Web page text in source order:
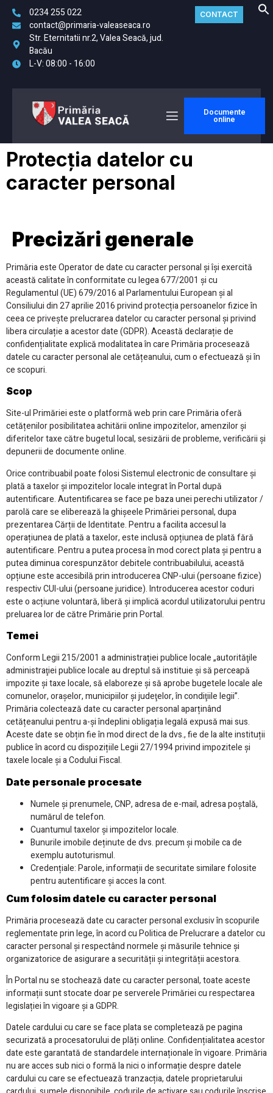
0234 255 022
contact@primaria-valeaseaca.ro
Str. Eternitatii nr.2, Valea Seacă, jud.
Bacău
L-V: 08:00 - 16:00
CONTACT
Documente
online
Protecția datelor cu
caracter personal
Precizări generale
Primăria este Operator de date cu caracter personal și își exercită
această calitate în conformitate cu legea 677/2001 și cu
Regulamentul (UE) 679/2016 al Parlamentului European și al
Consiliului din 27 aprilie 2016 privind protecția persoanelor fizice în
ceea ce privește prelucrarea datelor cu caracter personal și privind
libera circulație a acestor date (GDPR). Această declarație de
confidențialitate explică modalitatea în care Primăria procesează
datele cu caracter personal ale cetățeanului, cum o efectuează și în
ce scopuri.
Scop
Site-ul Primăriei este o platformă web prin care Primăria oferă
cetățenilor posibilitatea achitării online impozitelor, amenzilor și
diferitelor taxe către bugetul local, sesizării de probleme, verificării și
depunerii de documente online.
Orice contribuabil poate folosi Sistemul electronic de consultare și
plată a taxelor și impozitelor locale integrat în Portal după
autentificare. Autentificarea se face pe baza unei perechi utilizator /
parolă care se eliberează la ghișeele Primăriei personal, dupa
prezentarea Cărții de Identitate. Pentru a facilita accesul la
operațiunea de plată a taxelor, este inclusă opțiunea de plată fără
autentificare. Pentru a putea procesa în mod corect plata și pentru a
putea diminua corespunzător debitele contribuabilului, această
opțiune este accesibilă prin introducerea CNP-ului (persoane fizice)
respectiv CUI-ului (persoane juridice). Introducerea acestor coduri
este o acțiune voluntară, liberă și implică acordul utilizatorului pentru
preluarea lor de către Primărie prin Portal.
Temei
Conform Legii 215/2001 a administrației publice locale „autorităţile
administraţiei publice locale au dreptul să instituie şi să perceapă
impozite şi taxe locale, să elaboreze şi să aprobe bugetele locale ale
comunelor, oraşelor, municipiilor şi judeţelor, în condiţiile legii”.
Primăria colectează date cu caracter personal aparținând
cetățeanului pentru a-și îndeplini obligația legală expusă mai sus.
Aceste date se obțin fie în mod direct de la dvs., fie de la alte instituții
publice în acord cu dispozițiile Legii 27/1994 privind impozitele și
taxele locale și a Codului Fiscal.
Date personale procesate
Numele și prenumele, CNP, adresa de e-mail, adresa poștală,
numărul de telefon.
Cuantumul taxelor și impozitelor locale.
Bunurile imobile deținute de dvs. precum și mobile ca de
exemplu autoturismul.
Credențiale: Parole, informații de securitate similare folosite
pentru autentificare și acces la cont.
Cum folosim datele cu caracter personal
Primăria procesează date cu caracter personal exclusiv în scopurile
reglementate prin lege, în acord cu Politica de Prelucrare a datelor cu
caracter personal și respectând normele și măsurile tehnice și
organizatorice de asigurare a securității și integrității acestora.
În Portal nu se stochează date cu caracter personal, toate aceste
informații sunt stocate doar pe serverele Primăriei cu respectarea
legislației în vigoare și a GDPR.
Datele cardului cu care se face plata se completează pe pagina
securizată a procesatorului de plăți online. Confidențialitatea acestor
date este garantată de standardele internaționale în vigoare. Primăria
nu are acces sub nici o formă la nici o informație despre datele
cardului cu care se efectuează tranzacția, datele proprietarului